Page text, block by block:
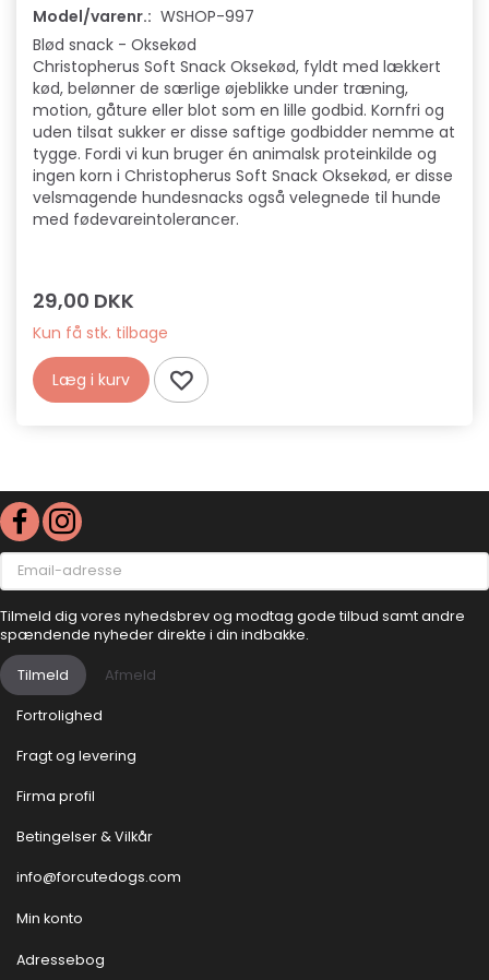
Model/varenr.: WSHOP-997
Blød snack - Oksekød
Christopherus Soft Snack Oksekød, fyldt med lækkert
kød, belønner de særlige øjeblikke under træning,
motion, gåture eller blot som en lille godbid. Kornfri og
uden tilsat sukker er disse saftige godbidder nemme at
tygge. Fordi vi kun bruger én animalsk proteinkilde og
ingen korn i Christopherus Soft Snack Oksekød, er disse
velsmagende hundesnacks også velegnede til hunde
med fødevareintolerancer.
29,00 DKK
Kun få stk. tilbage
Læg i kurv
Email-
adresse
Tilmeld dig vores nyhedsbrev og modtag gode tilbud samt andre
spændende nyheder direkte i din indbakke.
Tilmeld Afmeld
Fortrolighed
Fragt og levering
Firma profil
Betingelser & Vilkår
info@forcutedogs.com
Min konto
Adressebog